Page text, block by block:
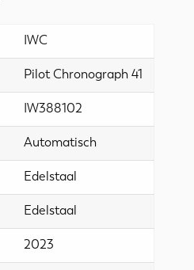
IWC
Pilot Chronograph 41
IW388102
Automatisch
Edelstaal
Edelstaal
2023